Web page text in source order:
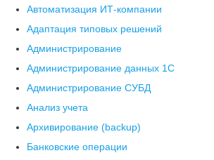
Автоматизация ИТ-компании
Адаптация типовых решений
Администрирование
Администрирование данных 1С
Администрирование СУБД
Анализ учета
Архивирование (backup)
Банковские операции